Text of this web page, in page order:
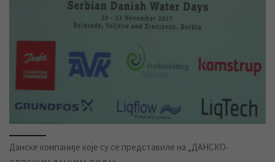
Данске компаније које су се представиле на „ДАНСКО-